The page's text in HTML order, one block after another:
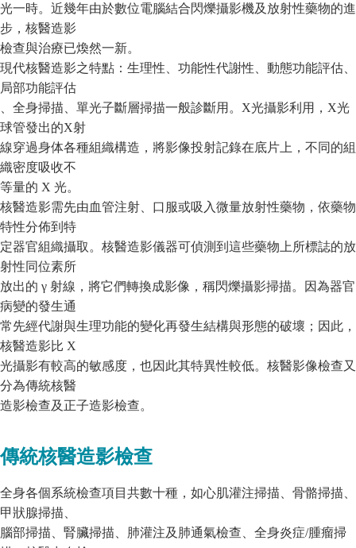
光一時。近幾年由於數位電腦結合閃爍攝影機及放射性藥物的進
步，核醫造影
檢查與治療已煥然一新。
現代核醫造影之特點：生理性、功能性代謝性、動態功能評估、
局部功能評估
、全身掃描、單光子斷層掃描一般診斷用。X光攝影利用，X光
球管發出的X射
線穿過身体各種組織構造，將影像投射記錄在底片上，不同的組
織密度吸收不
等量的 X 光。
核醫造影需先由血管注射、口服或吸入微量放射性藥物，依藥物
特性分佈到特
定器官組織攝取。核醫造影儀器可偵測到這些藥物上所標誌的放
射性同位素所
放出的 γ 射線，將它們轉換成影像，稱閃爍攝影掃描。因為器官
病變的發生通
常先經代謝與生理功能的變化再發生結構與形態的破壞；因此，
核醫造影比 X
光攝影有較高的敏感度，也因此其特異性較低。核醫影像檢查又
分為傳統核醫
造影檢查及正子造影檢查。
傳統核醫造影檢查
全身各個系統檢查項目共數十種，如心肌灌注掃描、骨骼掃描、
甲狀腺掃描、
腦部掃描、腎臟掃描、肺灌注及肺通氣檢查、全身炎症/腫瘤掃